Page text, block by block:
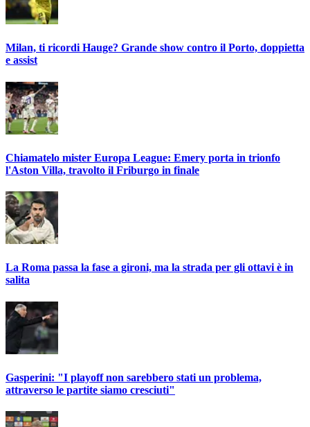
Milan, ti ricordi Hauge? Grande show contro il Porto, doppietta
e assist
Chiamatelo mister Europa League: Emery porta in trionfo
l'Aston Villa, travolto il Friburgo in finale
La Roma passa la fase a gironi, ma la strada per gli ottavi è in
salita
Gasperini: "I playoff non sarebbero stati un problema,
attraverso le partite siamo cresciuti"